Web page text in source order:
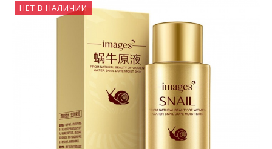
НЕТ В НАЛИЧИИ